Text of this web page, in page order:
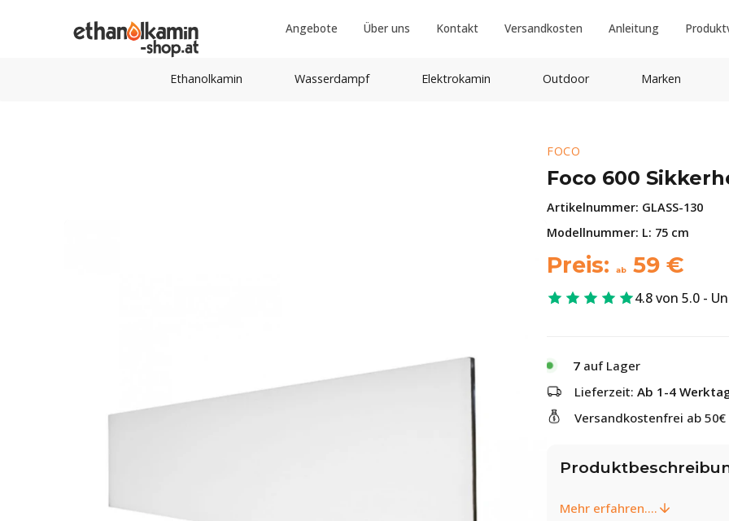
Angebote Über uns Kontakt Versandkosten Anleitung
Ethanolkamin Wasserdampf Elektrokamin Outdoor Marken
FOCO
Foco 600
Artikelnummer: GLASS-130
Modellnummer: L: 75 cm
Preis: ab 59 €
4.8 von 5.0 -
7 auf Lager
Lieferzeit: Ab 1-4
Versandkostenfrei ab 50€
Mehr erfahren....